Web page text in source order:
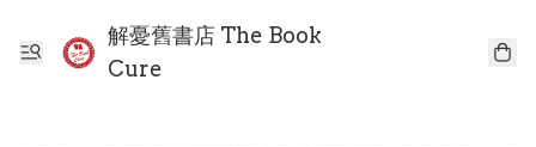
解憂舊書店 The Book
Cure